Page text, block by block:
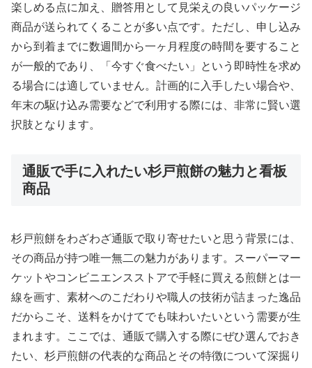
楽しめる点に加え、贈答用として見栄えの良いパッケージ
商品が送られてくることが多い点です。ただし、申し込み
から到着までに数週間から一ヶ月程度の時間を要すること
が一般的であり、「今すぐ食べたい」という即時性を求め
る場合には適していません。計画的に入手したい場合や、
年末の駆け込み需要などで利用する際には、非常に賢い選
択肢となります。
通販で手に入れたい杉戸煎餅の魅力と看板
商品
杉戸煎餅をわざわざ通販で取り寄せたいと思う背景には、
その商品が持つ唯一無二の魅力があります。スーパーマー
ケットやコンビニエンスストアで手軽に買える煎餅とは一
線を画す、素材へのこだわりや職人の技術が詰まった逸品
だからこそ、送料をかけてでも味わいたいという需要が生
まれます。ここでは、通販で購入する際にぜひ選んでおき
たい、杉戸煎餅の代表的な商品とその特徴について深掘り